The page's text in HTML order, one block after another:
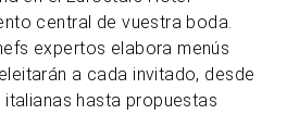
central de vuestra boda.
expertos elabora menús
a cada invitado, desde
hasta propuestas